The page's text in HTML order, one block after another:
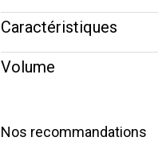
Caractéristiques
Volume
Nos recommandations